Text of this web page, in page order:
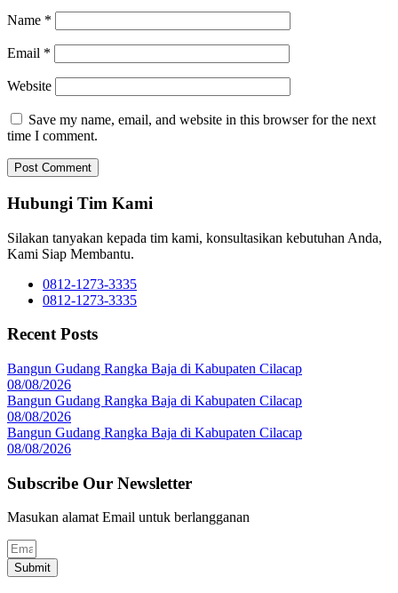
Name *
Email *
Website
Save my name, email, and website in this browser for the next
time I comment.
Hubungi Tim Kami
Silakan tanyakan kepada tim kami, konsultasikan kebutuhan Anda,
Kami Siap Membantu.
0812-1273-3335
0812-1273-3335
Recent Posts
Bangun Gudang Rangka Baja di Kabupaten Cilacap
08/08/2026
Bangun Gudang Rangka Baja di Kabupaten Cilacap
08/08/2026
Bangun Gudang Rangka Baja di Kabupaten Cilacap
08/08/2026
Subscribe Our Newsletter
Masukan alamat Email untuk berlangganan
Submit